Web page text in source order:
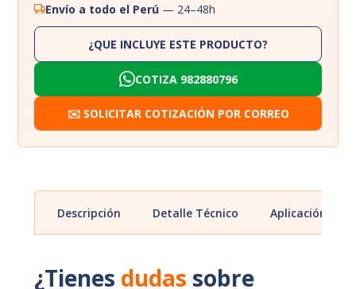
Envío a todo el Perú — 24–48h
¿QUE INCLUYE ESTE PRODUCTO?
COTIZA 982880796
✉️ SOLICITAR COTIZACIÓN POR CORREO
Descripción Detalle Técnico Aplicación
¿Tienes dudas sobre